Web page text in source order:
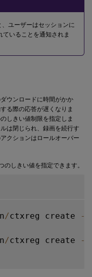
ユーザーはセッションに
いることを通知されま
ウンロードに時間がかか
る際の応答が遅くなりま
しきい値制限を指定しま
は閉じられ、録画を続行す
クションはロールオーバー
しきい値を指定できます。
/ctxreg create -
/ctxreg create -